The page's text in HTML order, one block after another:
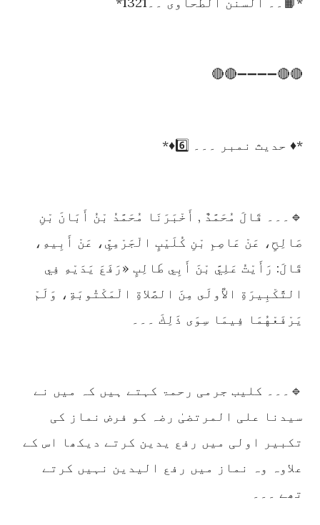
🔴🔴➖➖➖➖🔴🔴
*♦️ حدیث نمبر ۔۔۔ 6️⃣♦️*
🔹۔۔۔ قَالَ مُحَمَّدٌ , أَخْبَرَنَا مُحَمَّدُ بْنُ أَبَانَ بْنِ
صَالِحٍ، عَنْ عَاصِمِ بْنِ كُلَيْبٍ الْجَرْمِيِّ، عَنْ أَبِيهِ،
قَالَ: رَأَيْتُ عَلِيَّ بْنَ أَبِي طَالِبٍ «رَفَعَ يَدَيْهِ فِي
التَّكْبِيرَةِ الأُولَى مِنَ الصَّلاةِ الْمَكْتُوبَةِ، وَلَمْ
يَرْفَعْهُمَا فِيمَا سِوَى ذَلِكَ ۔۔۔
🔹۔۔۔ کلیب جرمی رحمۃ کہتے ہیں کہ میں نے
سیدنا علی المرتضیٰ رضہ کو فرض نماز کی
تکبیر اولی میں رفع یدین کرتے دیکھا اس کے
علاوہ وہ نماز میں رفع الیدین نہیں کرتے
تھے ۔۔۔